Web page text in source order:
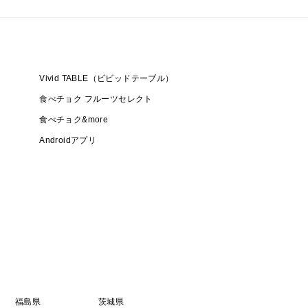
Vivid TABLE（ビビッドテーブル）
食べチョク フルーツセレクト
食べチョク&more
Androidアプリ
福島県 茨城県